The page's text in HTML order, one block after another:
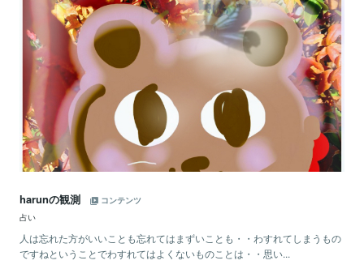
harunの観測
コンテンツ
占い
人は忘れた方がいいことも忘れてはまずいことも・・わすれてしまうもの
ですねということでわすれてはよくないものことは・・思い...